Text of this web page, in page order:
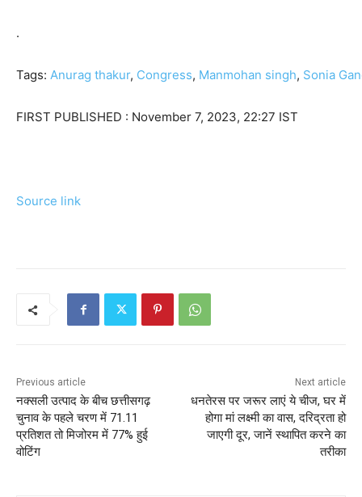
.
Tags: Anurag thakur, Congress, Manmohan singh, Sonia
FIRST PUBLISHED : November 7, 2023, 22:27 IST
Source link
Previous article
नक्‍सली उत्‍पाद के बीच छत्तीसगढ़
चुनाव के पहले चरण में 71.11
प्रतिशत तो मिजोरम में 77% हुई
वोटिंग
Next article
धनतेरस पर जरूर लाएं ये चीज, घर में
होगा मां लक्ष्मी का वास, दरिद्रता हो
जाएगी दूर, जानें स्थापित करने का
तरीका